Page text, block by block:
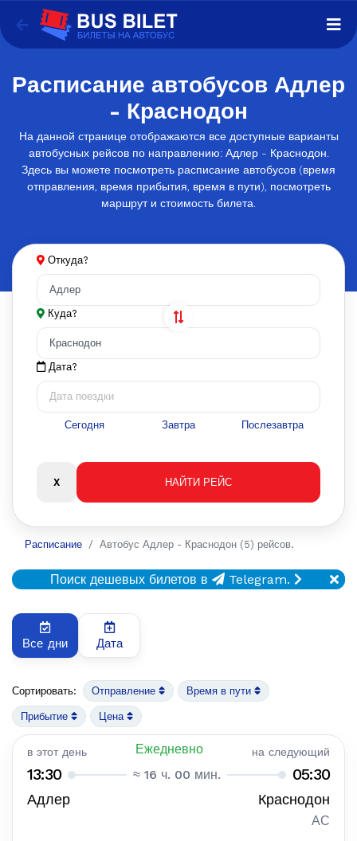
Расписание автобусов Адлер
- Краснодон
На данной странице отображаются все доступные варианты
автобусных рейсов по направлению: Адлер - Краснодон.
Здесь вы можете посмотреть расписание автобусов (время
отправления, время прибытия, время в пути), посмотреть
маршрут и стоимость билета.
Откуда?
Куда?
Дата?
Сегодня Завтра Послезавтра
Расписание Автобус Адлер - Краснодон (5) рейсов.
Поиск дешевых билетов в Telegram.
Все дни Дата
Сортировать: Отправление Время в пути
Прибытие Цена
в этот день Ежедневно на следующий
13:30 ≈ 16 ч. 00 мин. 05:30
Адлер Краснодон
АС